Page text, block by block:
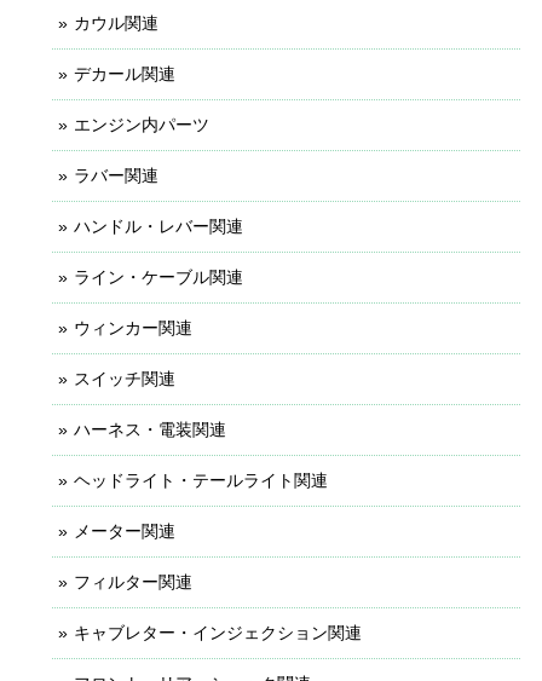
カウル関連
デカール関連
エンジン内パーツ
ラバー関連
ハンドル・レバー関連
ライン・ケーブル関連
ウィンカー関連
スイッチ関連
ハーネス・電装関連
ヘッドライト・テールライト関連
メーター関連
フィルター関連
キャブレター・インジェクション関連